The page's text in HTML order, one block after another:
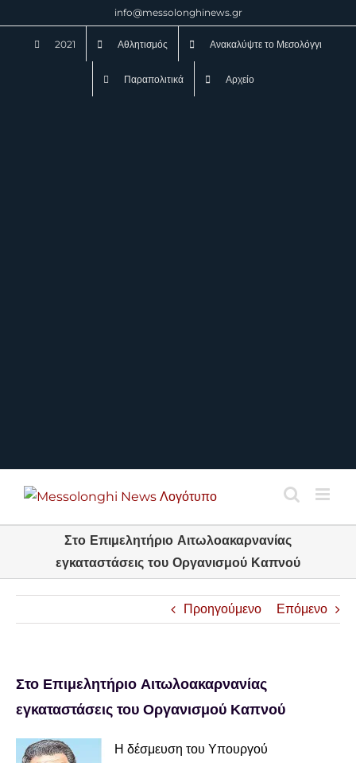
info@messolonghinews.gr
2021 Αθλητισμός Ανακαλύψτε το Μεσολόγγι
Παραπολιτικά Αρχείο
Στο Επιμελητήριο Αιτωλοακαρνανίας
εγκαταστάσεις του Οργανισμού Καπνού
Προηγούμενο Επόμενο
Στο Επιμελητήριο Αιτωλοακαρνανίας
εγκαταστάσεις του Οργανισμού Καπνού
Η δέσμευση του Υπουργού